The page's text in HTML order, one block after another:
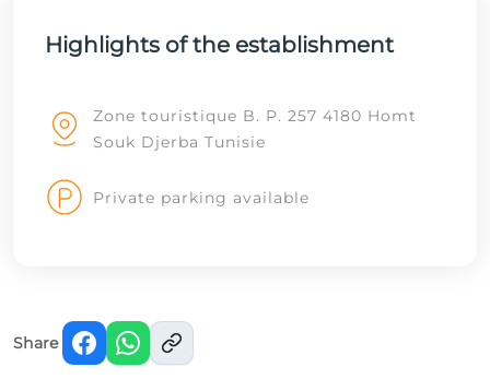
Highlights of the establishment
Zone touristique B. P. 257 4180 Homt
Souk Djerba Tunisie
Private parking available
Share